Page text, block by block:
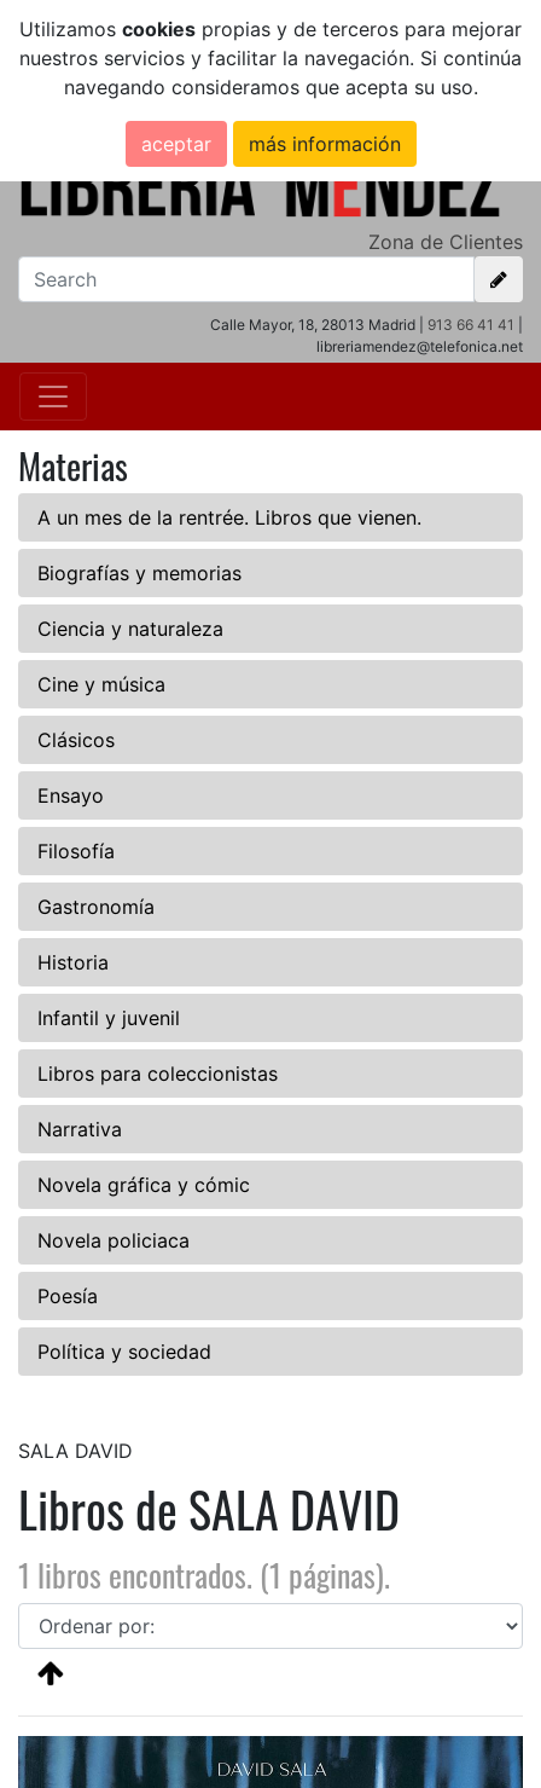
Utilizamos cookies propias y de terceros para mejorar
nuestros servicios y facilitar la navegación. Si continúa
navegando consideramos que acepta su uso.
aceptar más información
Zona de Clientes
Calle Mayor, 18, 28013 Madrid | 913 66 41 41
libreriamendez@telefonica.net
Materias
A un mes de la rentrée. Libros que vienen.
Biografías y memorias
Ciencia y naturaleza
Cine y música
Clásicos
Ensayo
Filosofía
Gastronomía
Historia
Infantil y juvenil
Libros para coleccionistas
Narrativa
Novela gráfica y cómic
Novela policiaca
Poesía
Política y sociedad
SALA DAVID
Libros de SALA DAVID
1 libros encontrados. (1 páginas).